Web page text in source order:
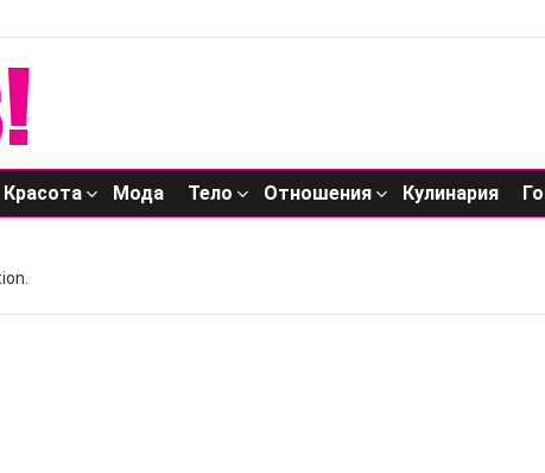
Красота Мода Тело Отношения Кулинария